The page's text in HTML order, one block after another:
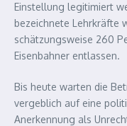
Einstellung legitimiert
bezeichnete Lehrkräfte
schätzungsweise 260
Eisenbahner entlassen.
Bis heute warten die
vergeblich auf eine
Anerkennung als